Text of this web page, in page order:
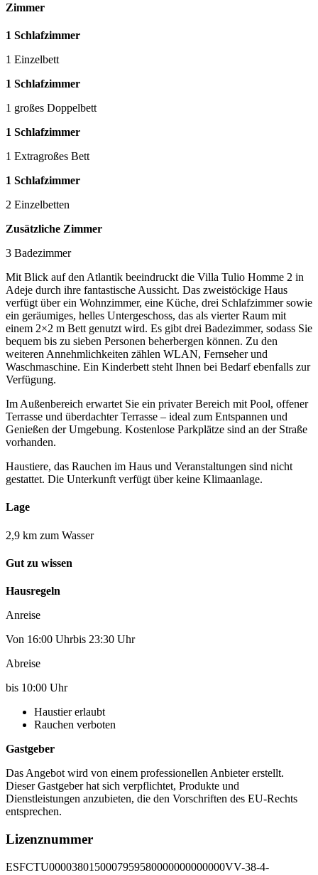
Zimmer
1 Schlafzimmer
1 Einzelbett
1 Schlafzimmer
1 großes Doppelbett
1 Schlafzimmer
1 Extragroßes Bett
1 Schlafzimmer
2 Einzelbetten
Zusätzliche Zimmer
3 Badezimmer
Mit Blick auf den Atlantik beeindruckt die Villa Tulio Homme 2 in
Adeje durch ihre fantastische Aussicht. Das zweistöckige Haus
verfügt über ein Wohnzimmer, eine Küche, drei Schlafzimmer sowie
ein geräumiges, helles Untergeschoss, das als vierter Raum mit
einem 2×2 m Bett genutzt wird. Es gibt drei Badezimmer, sodass Sie
bequem bis zu sieben Personen beherbergen können. Zu den
weiteren Annehmlichkeiten zählen WLAN, Fernseher und
Waschmaschine. Ein Kinderbett steht Ihnen bei Bedarf ebenfalls zur
Verfügung.
Im Außenbereich erwartet Sie ein privater Bereich mit Pool, offener
Terrasse und überdachter Terrasse – ideal zum Entspannen und
Genießen der Umgebung. Kostenlose Parkplätze sind an der Straße
vorhanden.
Haustiere, das Rauchen im Haus und Veranstaltungen sind nicht
gestattet. Die Unterkunft verfügt über keine Klimaanlage.
Lage
2,9 km zum Wasser
Gut zu wissen
Hausregeln
Anreise
Von 16:00 Uhrbis 23:30 Uhr
Abreise
bis 10:00 Uhr
Haustier erlaubt
Rauchen verboten
Gastgeber
Das Angebot wird von einem professionellen Anbieter erstellt.
Dieser Gastgeber hat sich verpflichtet, Produkte und
Dienstleistungen anzubieten, die den Vorschriften des EU-Rechts
entsprechen.
Lizenznummer
ESFCTU0000380150007959580000000000000VV-38-4-